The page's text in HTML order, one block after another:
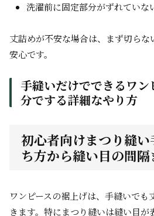
洗濯前に固定部分がずれていな
丈詰めが不安な場合は、まず切らな
安心です。
手縫いだけでできるワン
分でする詳細なやり方
初心者向けまつり縫
ち方から縫い目の間
ワンピースの裾上げは、手縫いでも
きます。特にまつり縫いは縫い目